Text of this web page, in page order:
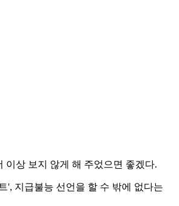
이상 보지 않게 해 주었으면 좋겠다.
', 지급불능 선언을 할 수 밖에 없다는